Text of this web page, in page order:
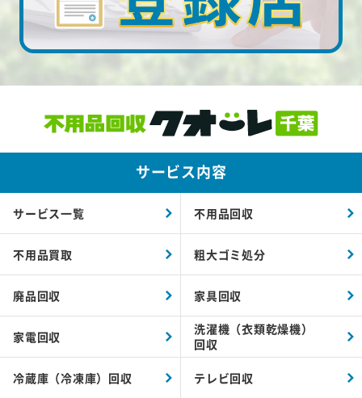
サービス内容
サービス一覧 不用品回収
不用品買取 粗大ゴミ処分
廃品回収 家具回収
家電回収
洗濯機（衣類乾燥機）
回収
冷蔵庫（冷凍庫）回収 テレビ回収